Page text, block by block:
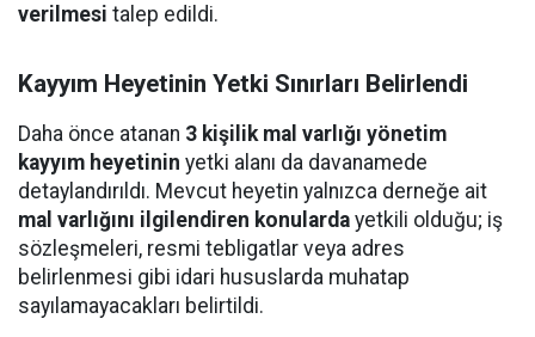
verilmesi talep edildi.
Kayyım Heyetinin Yetki Sınırları Belirlendi
Daha önce atanan 3 kişilik mal varlığı yönetim
kayyım heyetinin yetki alanı da davanamede
detaylandırıldı. Mevcut heyetin yalnızca derneğe ait
mal varlığını ilgilendiren konularda yetkili olduğu; iş
sözleşmeleri, resmi tebligatlar veya adres
belirlenmesi gibi idari hususlarda muhatap
sayılamayacakları belirtildi.